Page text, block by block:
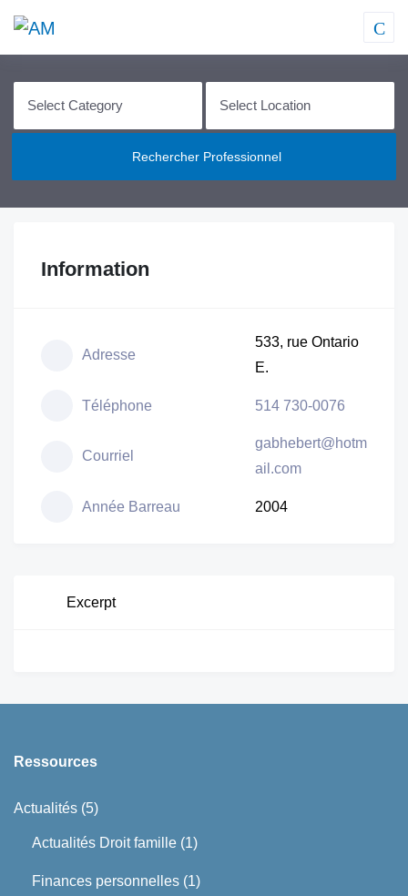
Rechercher Professionnel
Information
Adresse
533, rue Ontario
E.
Téléphone 514 730-0076
Courriel
gabhebert@hotm
ail.com
Année Barreau 2004
Excerpt
Ressources
Actualités (5)
Actualités Droit famille (1)
Finances personnelles (1)